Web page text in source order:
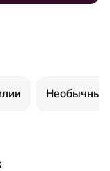
Необычные